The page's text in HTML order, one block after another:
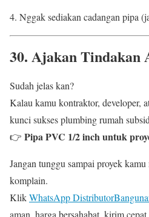
Nggak sediakan cadangan pipa
30. Ajakan Tindakan
Sudah jelas kan?
Kalau kamu kontraktor, developer,
kunci sukses plumbing rumah
👉 Pipa PVC 1/2 inch untuk
Jangan tunggu sampai proyek
komplain.
KlikWhatsApp